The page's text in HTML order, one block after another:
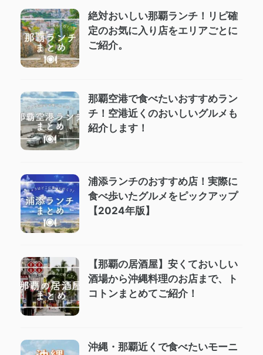
絶対おいしい那覇ランチ！リピ確
定のお気に入り店をエリアごとに
ご紹介。
那覇空港で食べたいおすすめラン
チ！空港近くのおいしいグルメも
紹介します！
浦添ランチのおすすめ店！実際に
食べ歩いたグルメをピックアップ
【2024年版】
【那覇の居酒屋】安くておいしい
酒場から沖縄料理のお店まで、ト
コトンまとめてご紹介！
沖縄・那覇近くで食べたいモーニ